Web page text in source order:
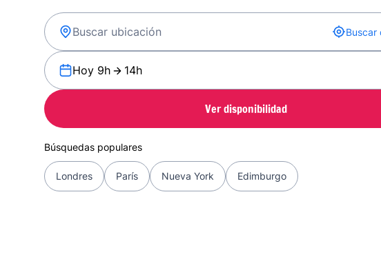
Buscar
Hoy 9h 14h
Ver disponibilidad
Búsquedas populares
Londres París Nueva York Edimburgo